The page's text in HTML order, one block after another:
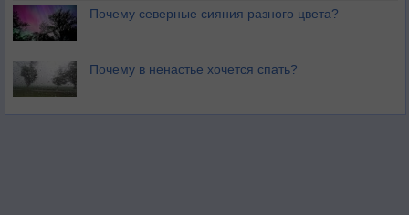
Почему северные сияния разного цвета?
Почему в ненастье хочется спать?